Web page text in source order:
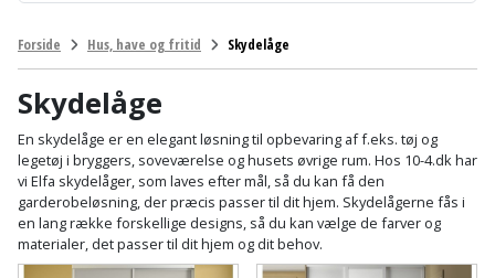
Armering
Befæstigelse
Bordplade
Byggeplader
Fliser
og
klinker
Gulvtilbehør
Gulvunderlag
Gulvvarme
Værktøj
Afmærkning
Arbejdsbuk
Arbejdsvogn
Bærehåndtag
Elværktøj
Afkortersav
Afstandsmåler
Arbejdsbord
Havemaskiner
Brændekløver
Buskrydder
Hus,
have
og
og
Klik
Forside Hus, have og fritid Skydelåge
Skydelåge
En skydelåge er en elegant løsning til opbevaring af f.eks. tøj og
legetøj i bryggers, soveværelse og husets øvrige rum. Hos 10-4.dk har
vi Elfa skydelåger, som laves efter mål, så du kan få den
garderobeløsning, der præcis passer til dit hjem. Skydelågerne fås i
en lang række forskellige designs, så du kan vælge de farver og
materialer, det passer til dit hjem og dit behov.